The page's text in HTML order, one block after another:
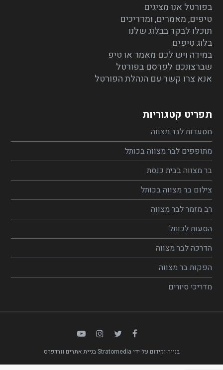
בפורטל אנו מציגים
טיפים, מאמרים, ומדריכים
תוכלו לבקר בבלוג שלנו
בלוג טיפים
במידה ויש לכם מאמר או טיפ
שברצונכם לפרסם בפורטל
אנא צרו קשר עם הנהלת הפורטל
תפריט קטגוריות
מסעדות לבר מצווה
מתופפים לבר מצווה בכותל
בר מצווה בבית כנסת
צילום בר מצווה בכותל
רב מזמר לבר מצווה
הסעות לכותל
הדרכה לבר מצווה
הפקות בר מצווה
מדריכי סיורים
בנייה וקידום על ידי Stratomedia בניית אתרים וורדפרס